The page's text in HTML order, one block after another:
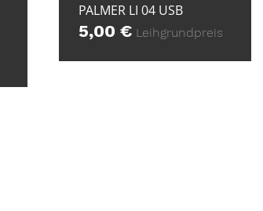
PALMER LI 04 USB
5,00 € Leihgrundpreis